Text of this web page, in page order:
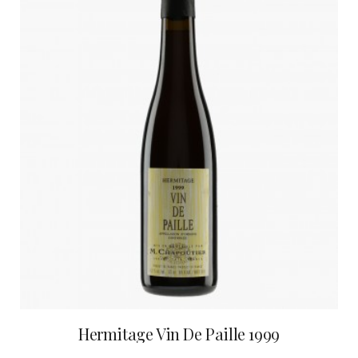
Hermitage Vin De Paille 1999